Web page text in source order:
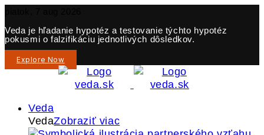
Veda je hľadanie hypotéz a testovanie týchto hypotéz
pokusmi o falzifikáciu jednotlivých dôsledkov.
Explore Now
Veda
VedaZobraziť viac